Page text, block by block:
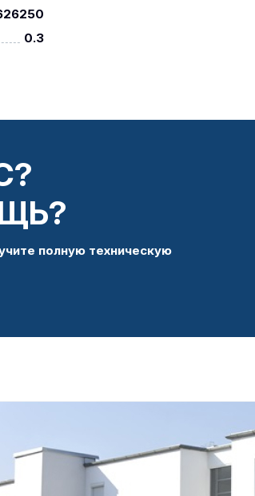
0.3
полную техническую